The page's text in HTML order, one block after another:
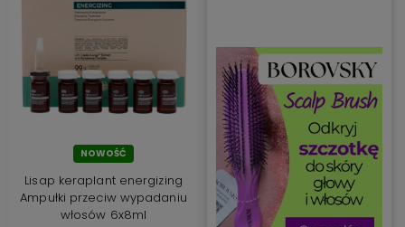
NOWOŚĆ
Lisap keraplant energizing
Ampułki przeciw wypadaniu
włosów 6x8ml